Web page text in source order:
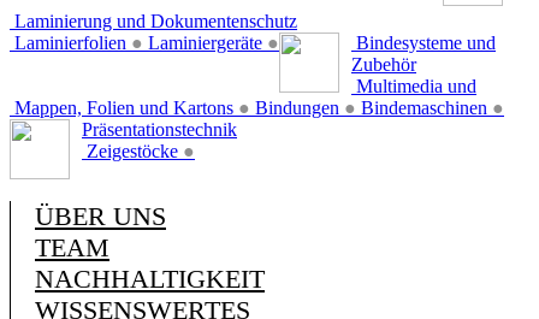
Laminierung und Dokumentenschutz
Laminierfolien ● Laminiergeräte ●
Bindesysteme und
Zubehör
Mappen, Folien und Kartons ● Bindungen ● Bindemaschinen ●
Multimedia und
Präsentationstechnik
Zeigestöcke ●
ÜBER UNS
TEAM
NACHHALTIGKEIT
WISSENSWERTES